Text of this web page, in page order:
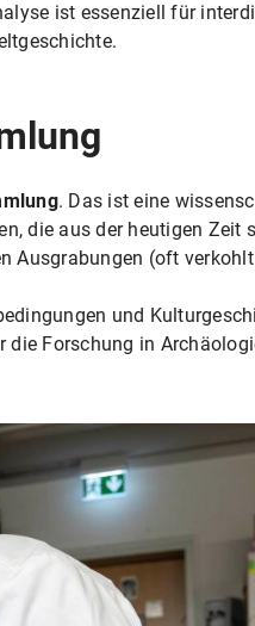
ist essenziell für
. Das ist eine
die aus der heutigen Zeit
Ausgrabungen (oft
und
Forschung in